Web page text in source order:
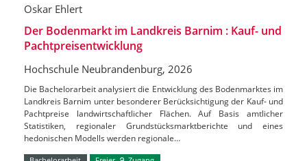
Oskar Ehlert
Der Bodenmarkt im Landkreis Barnim : Kauf- und
Pachtpreisentwicklung
Hochschule Neubrandenburg, 2026
Die Bachelorarbeit analysiert die Entwicklung des Bodenmarktes im
Landkreis Barnim unter besonderer Berücksichtigung der Kauf- und
Pachtpreise landwirtschaftlicher Flächen. Auf Basis amtlicher
Statistiken, regionaler Grundstücksmarktberichte und eines
hedonischen Modells werden regionale…